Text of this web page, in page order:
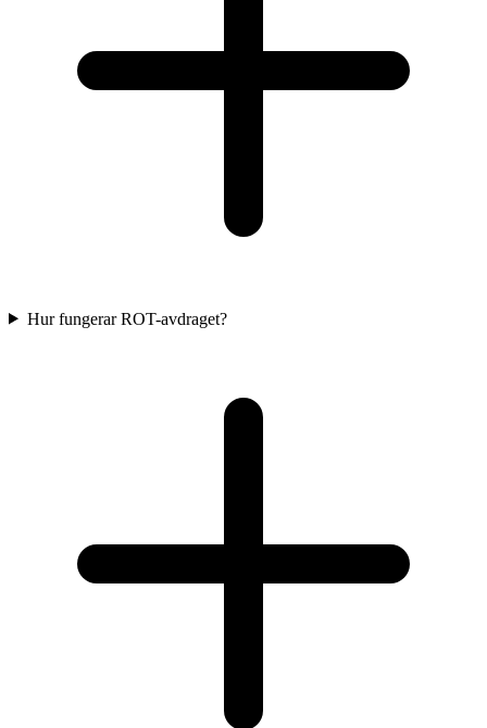
Hur fungerar ROT-avdraget?